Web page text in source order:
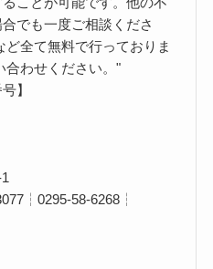
でも一度ご相談くださ
全て無料で行っておりま
合わせください。"
】
58-6268┆